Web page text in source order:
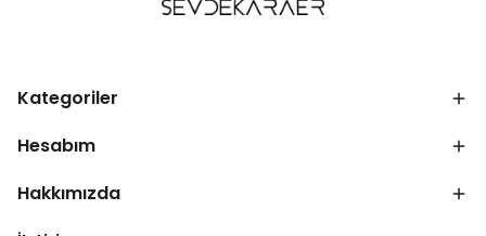
Kategoriler
Hesabım
Hakkımızda